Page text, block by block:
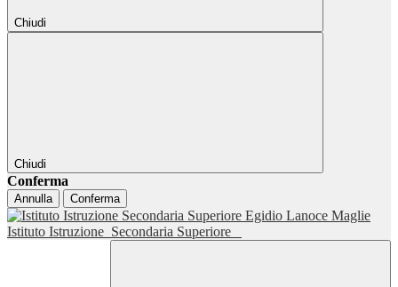
Chiudi
Chiudi
Conferma
Annulla Conferma
Istituto Istruzione Secondaria Superiore